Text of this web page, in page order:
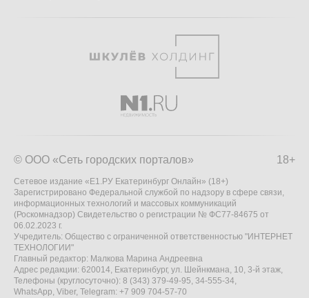
18+
© ООО «Сеть городских порталов»
Сетевое издание «Е1.РУ Екатеринбург Онлайн» (18+)
Зарегистрировано Федеральной службой по надзору в сфере связи,
информационных технологий и массовых коммуникаций
(Роскомнадзор) Свидетельство о регистрации № ФС77-84675 от
06.02.2023 г.
Учредитель: Общество с ограниченной ответственностью "ИНТЕРНЕТ
ТЕХНОЛОГИИ"
Главный редактор: Малкова Марина Андреевна
Адрес редакции: 620014, Екатеринбург, ул. Шейнкмана, 10, 3-й этаж,
Телефоны (круглосуточно): 8 (343) 379-49-95, 34-555-34,
WhatsApp, Viber, Telegram: +7 909 704-57-70